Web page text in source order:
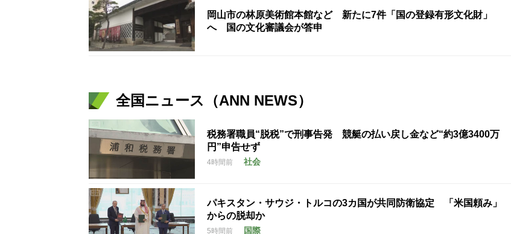
岡山市の林原美術館本館など 新たに7件「国の登録有形文化財」
へ 国の文化審議会が答申
全国ニュース（ANN NEWS）
税務署職員“脱税”で刑事告発 競艇の払い戻し金など“約3億3400万
円”申告せず
4時間前 社会
パキスタン・サウジ・トルコの3カ国が共同防衛協定 「米国頼み」
からの脱却か
5時間前 国際